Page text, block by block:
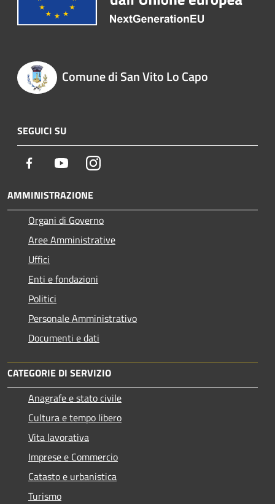
Comune di San Vito Lo Capo
SEGUICI SU
Facebook YoutubeInstagram
AMMINISTRAZIONE
Organi di Governo
Aree Amministrative
Uffici
Enti e fondazioni
Politici
Personale Amministrativo
Documenti e dati
CATEGORIE DI SERVIZIO
Anagrafe e stato civile
Cultura e tempo libero
Vita lavorativa
Imprese e Commercio
Catasto e urbanistica
Turismo